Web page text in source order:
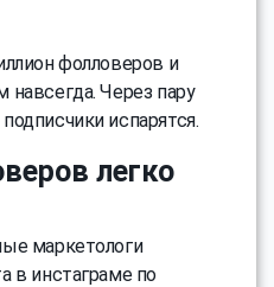
фолловеров и
Через пару
испарятся.
легко
маркетологи
в инстаграме по